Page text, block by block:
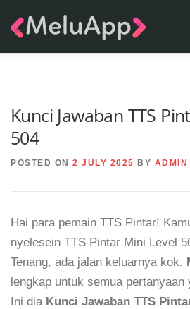
Kunci Jawaban TTS
504
POSTED ON 2 JULY 2025 BY ADMIN
Hai para pemain TTS Pintar!
nyelesein TTS Pintar Mini Level
Tenang, ada jalan keluarnya kok.
lengkap untuk semua pertanyaan
Ini dia Kunci Jawaban TTS